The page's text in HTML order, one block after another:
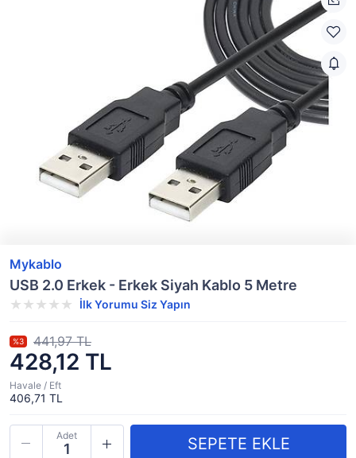
Mykablo
USB 2.0 Erkek - Erkek Siyah Kablo 5 Metre
İlk Yorumu Siz Yapın
428,12 TL
%3 441,97 TL
Havale / Eft
406,71 TL
Adet